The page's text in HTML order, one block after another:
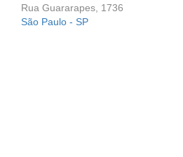
Rua Guararapes, 1736
São Paulo - SP